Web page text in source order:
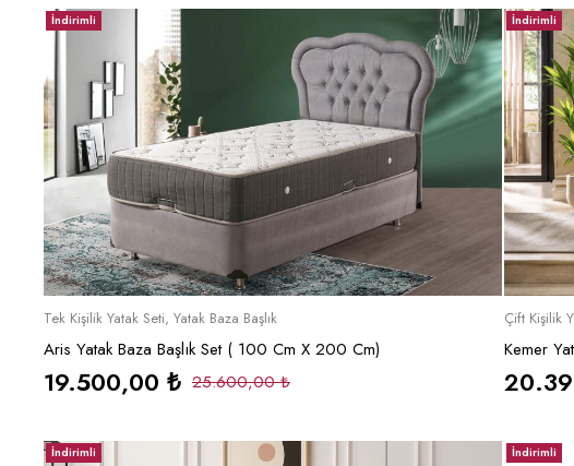
İndirimli
Sepete Ekle
Tek Kişilik Yatak Seti, Yatak Baza Başlık
Aris Yatak Baza Başlık Set ( 100 Cm X 200 Cm)
25.600,00₺
19.500,00 ₺
İndirimli
Çift Kişilik
Kemer
İndirimli İndirimli